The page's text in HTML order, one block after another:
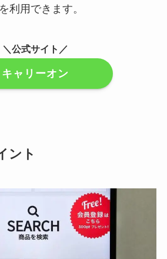
利用できます。
＼公式サイト／
キャリーオン
ント